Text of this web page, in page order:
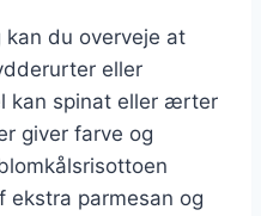
kan du overveje at
eller
kan spinat eller ærter
giver farve og
ekstra parmesan og